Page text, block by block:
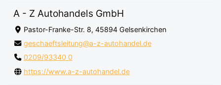
A - Z Autohandels GmbH
Pastor-Franke-Str. 8, 45894 Gelsenkirchen
geschaeftsleitung@a-z-autohandel.de
0209/93340 0
https://www.a-z-autohandel.de